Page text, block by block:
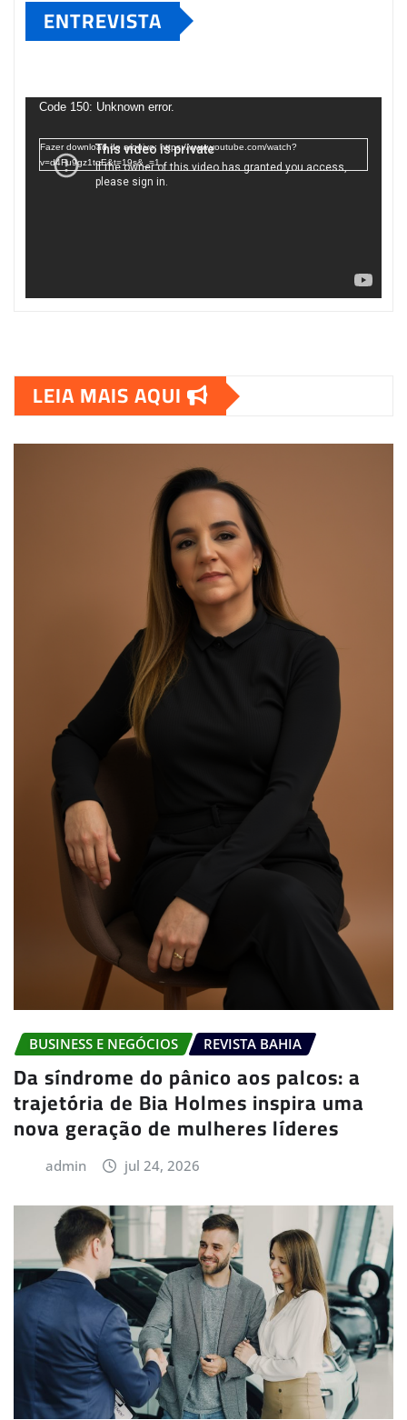
ENTREVISTA
deCode 150: Unknown error.
Fazer download do arquivo: https://www.youtube.com/watch?
v=d4Fu9gz1tqE&t=19s&_=1
00:00
LEIA MAIS AQUI
BUSINESS E NEGÓCIOS REVISTA BAHIA
Da síndrome do pânico aos palcos: a
trajetória de Bia Holmes inspira uma
nova geração de mulheres líderes
admin jul 24, 2026